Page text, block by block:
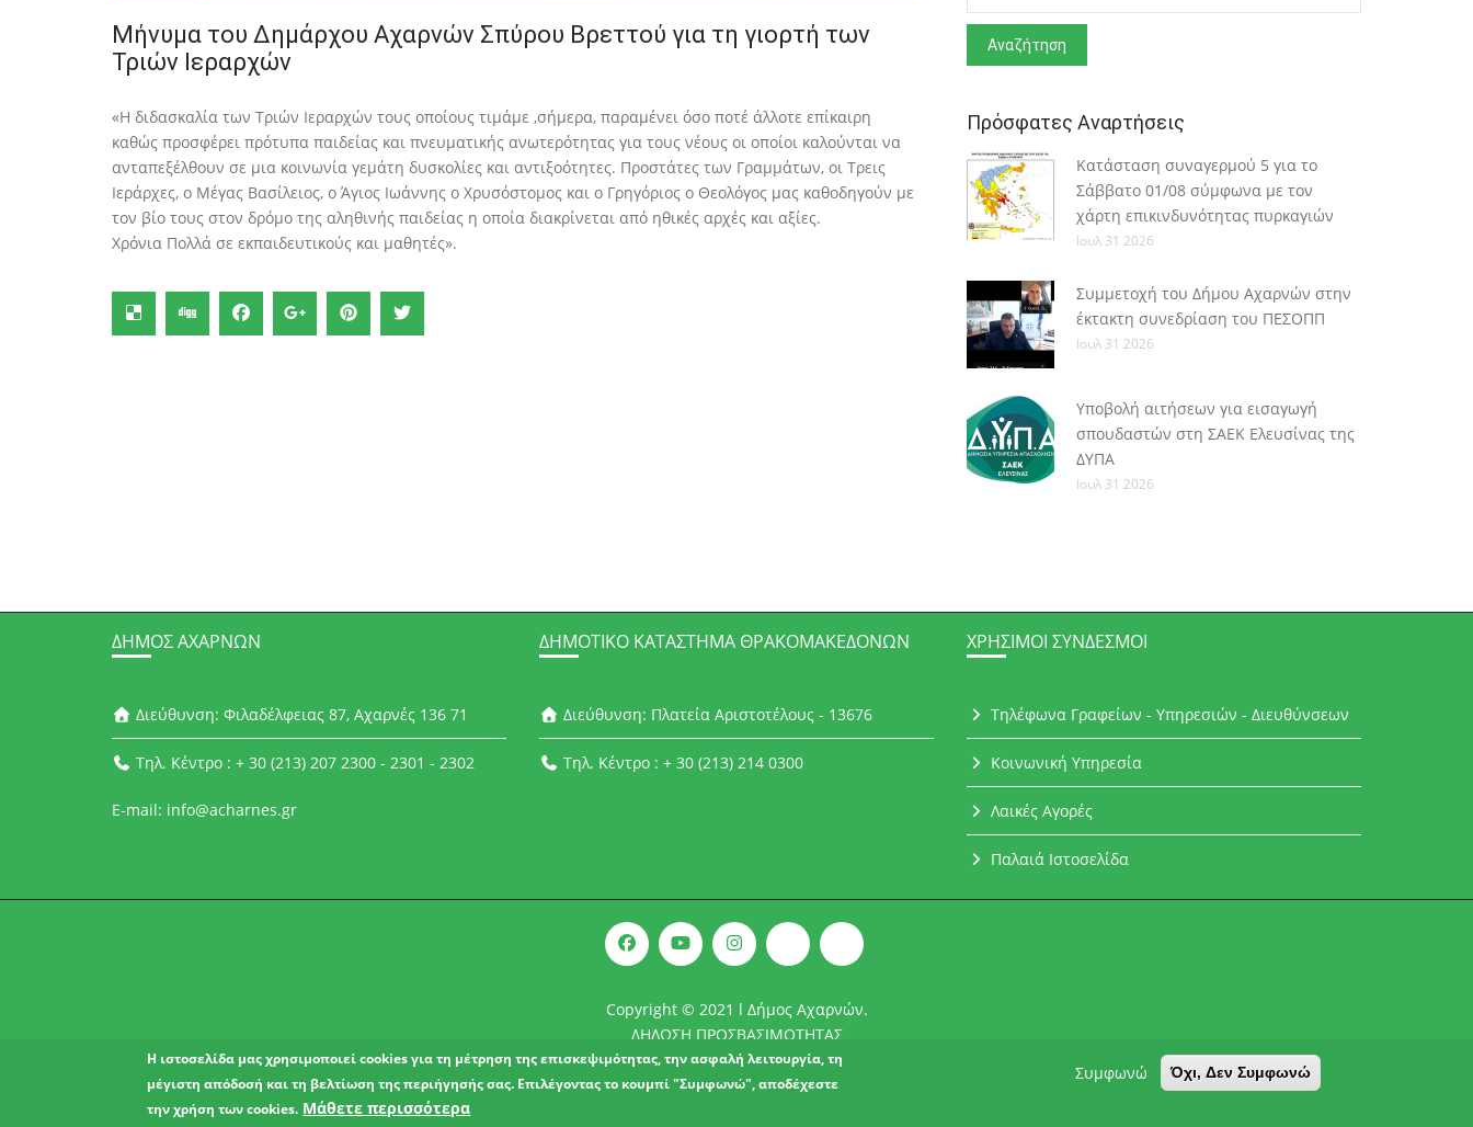
Μήνυμα του Δημάρχου Αχαρνών Σπύρου Βρεττού για τη γιορτή των
Τριών Ιεραρχών
«Η διδασκαλία των Τριών Ιεραρχών τους οποίους τιμάμε ,σήμερα, παραμένει όσο ποτέ άλλοτε επίκαιρη
καθώς προσφέρει πρότυπα παιδείας και πνευματικής ανωτερότητας για τους νέους οι οποίοι καλούνται να
ανταπεξέλθουν σε μια κοινωνία γεμάτη δυσκολίες και αντιξοότητες. Προστάτες των Γραμμάτων, οι Τρεις
Ιεράρχες, ο Μέγας Βασίλειος, ο Άγιος Ιωάννης ο Χρυσόστομος και ο Γρηγόριος ο Θεολόγος μας καθοδηγούν με
τον βίο τους στον δρόμο της αληθινής παιδείας η οποία διακρίνεται από ηθικές αρχές και αξίες.
Χρόνια Πολλά σε εκπαιδευτικούς και μαθητές».
Πρόσφατες Αναρτήσεις
Κατάσταση συναγερμού 5 για το
Σάββατο 01/08 σύμφωνα με τον
χάρτη επικινδυνότητας πυρκαγιών
Ιουλ 31 2026
Συμμετοχή του Δήμου Αχαρνών στην
έκτακτη συνεδρίαση του ΠΕΣΟΠΠ
Ιουλ 31 2026
Υποβολή αιτήσεων για εισαγωγή
σπουδαστών στη ΣΑΕΚ Ελευσίνας της
ΔΥΠΑ
Ιουλ 31 2026
ΔΉΜΟΣ ΑΧΑΡΝΏΝ
Διεύθυνση: Φιλαδέλφειας 87, Αχαρνές 136 71
Τηλ. Κέντρο : + 30 (213) 207 2300 - 2301 - 2302
E-mail: info@acharnes.gr
ΔΗΜΟΤΙΚΌ ΚΑΤΆΣΤΗΜΑ ΘΡΑΚΟΜΑΚΕΔΌΝΩΝ
Διεύθυνση: Πλατεία Αριστοτέλους - 13676
Τηλ. Κέντρο : + 30 (213) 214 0300
ΧΡΉΣΙΜΟΙ ΣΎΝΔΕΣΜΟΙ
Τηλέφωνα Γραφείων - Υπηρεσιών - Διευθύνσεων
Κοινωνική Υπηρεσία
Λαικές Αγορές
Παλαιά Ιστοσελίδα
Copyright © 2021 l Δήμος Αχαρνών.
ΔΗΛΩΣΗ ΠΡΟΣΒΑΣΙΜΟΤΗΤΑΣ
Η ιστοσελίδα μας χρησιμοποιεί cookies για τη μέτρηση της επισκεψιμότητας, την ασφαλή λειτουργία, τη
μέγιστη απόδοσή και τη βελτίωση της περιήγησής σας. Επιλέγοντας το κουμπί "Συμφωνώ", αποδέχεστε
την χρήση των cookies. Μάθετε περισσότερα
Συμφωνώ Όχι, Δεν Συμφωνώ